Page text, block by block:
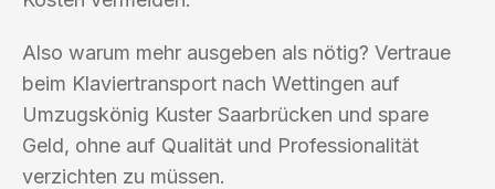
Also warum mehr ausgeben als nötig? Vertraue
beim Klaviertransport nach Wettingen auf
Umzugskönig Kuster Saarbrücken und spare
Geld, ohne auf Qualität und Professionalität
verzichten zu müssen.